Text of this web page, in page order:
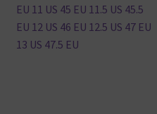
EU 11 US 45 EU 11.5 US 45.5
EU 12 US 46 EU 12.5 US 47 EU
13 US 47.5 EU